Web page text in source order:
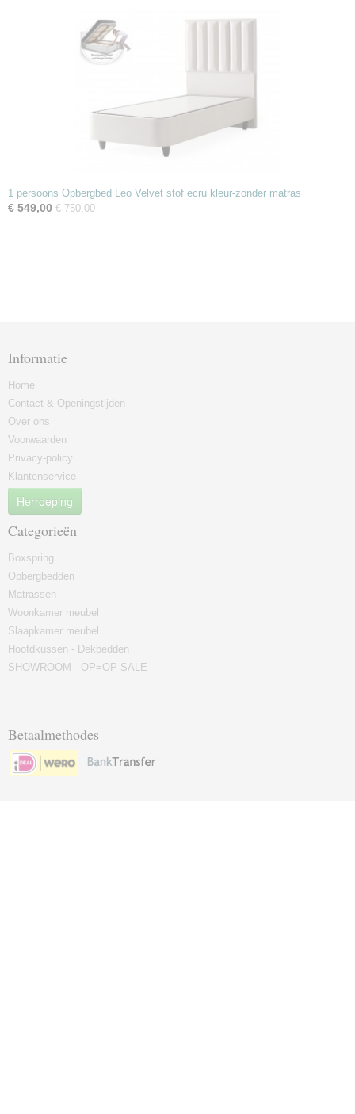
1 persoons Opbergbed Leo Velvet stof ecru kleur-zonder matras
€ 549,00 € 750,00
Informatie
Home
Contact & Openingstijden
Over ons
Voorwaarden
Privacy-policy
Klantenservice
Herroeping
Categorieën
Boxspring
Opbergbedden
Matrassen
Woonkamer meubel
Slaapkamer meubel
Hoofdkussen - Dekbedden
SHOWROOM - OP=OP-SALE
Betaalmethodes